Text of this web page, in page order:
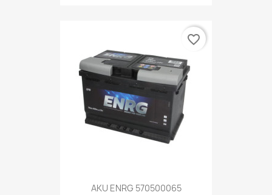
AKU ENRG 570500065
favorite_border